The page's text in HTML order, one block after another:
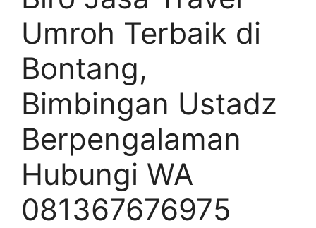
Umroh Terbaik di
Bontang,
Bimbingan Ustadz
Berpengalaman
Hubungi WA
081367676975